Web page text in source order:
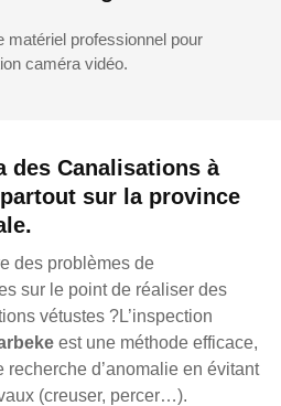
des Canalisations à
sur la province
des problèmes de
sur le point de réaliser des
vétustes ?L’inspection
est une méthode efficace,
d’anomalie en évitant
(creuser, percer…).
matériel professionnel pour
caméra vidéo.